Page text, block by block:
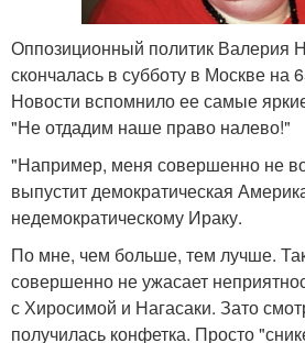
Оппозиционный политик Валерия
скончалась в субботу в Москве на
Новости вспомнило ее самые
"Не отдадим наше право налево!"
"Например, меня совершенно не
выпустит демократическая
недемократическому Ираку.
По мне, чем больше, тем лучше.
совершенно не ужасает
с Хиросимой и Нагасаки. Зато
получилась конфетка. Просто